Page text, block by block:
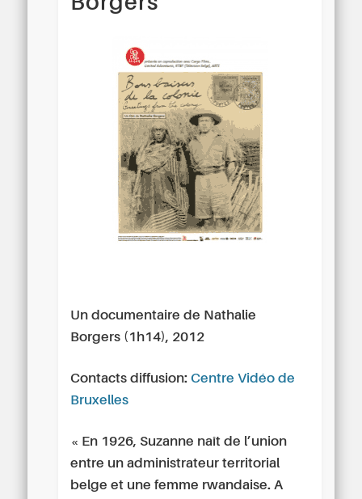
Un documentaire de Nathalie
Borgers (1h14), 2012
Contacts diffusion:Centre Vidéo de
Bruxelles
« En 1926, Suzanne naît de l’union
entre un administrateur territorial
belge et une femme rwandaise. A